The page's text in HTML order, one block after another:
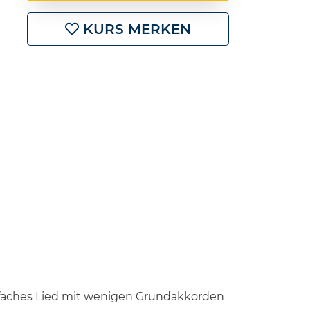
KURS MERKEN
Lied mit wenigen Grundakkorden